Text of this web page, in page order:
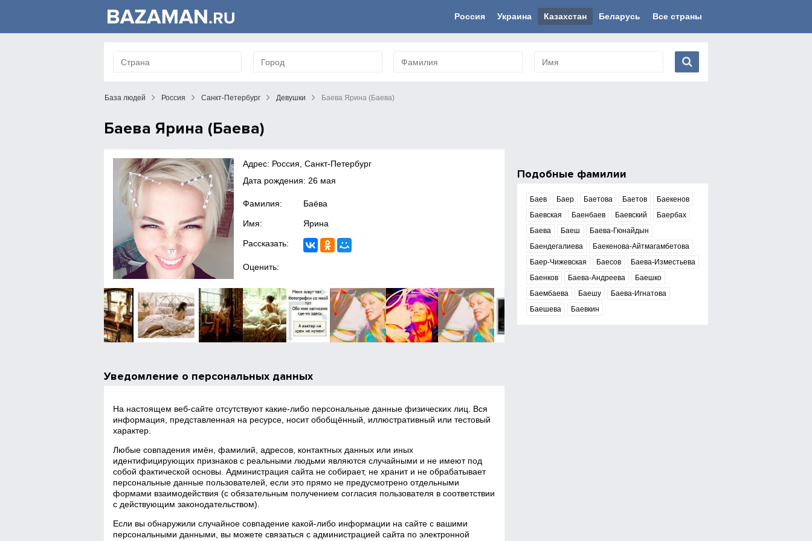
Россия Украина Казахстан Беларусь Все страны
База людей Россия Санкт-Петербург Девушки Баева Ярина (Баева)
Баева Ярина (Баева)
Адрес: Россия, Санкт-Петербург
Дата рождения: 26 мая
Фамилия: Баёва
Имя: Ярина
Рассказать:
Оценить:
Уведомление о персональных данных
На настоящем веб‑сайте отсутствуют какие‑либо персональные данные физических лиц. Вся
информация, представленная на ресурсе, носит обобщённый, иллюстративный или тестовый
характер.
Любые совпадения имён, фамилий, адресов, контактных данных или иных
идентифицирующих признаков с реальными людьми являются случайными и не имеют под
собой фактической основы. Администрация сайта не собирает, не хранит и не обрабатывает
персональные данные пользователей, если это прямо не предусмотрено отдельными
формами взаимодействия (с обязательным получением согласия пользователя в соответствии
с действующим законодательством).
Если вы обнаружили случайное совпадение какой‑либо информации на сайте с вашими
персональными данными, вы можете связаться с администрацией сайта по электронной
Подобные фамилии
Баев Баер Баетова Баетов
Баекенов
Баевская
Баенбаев Баевский
Баербах
Баева
Баеш
Баева-Гюнайдын
Баендегалиева
Баекенова-Айтмагамбетова
Баер-Чижевская
Баесов
Баева-Изместьева
Баенков
Баева-Андреева
Баешко
Баембаева
Баешу
Баева-Игнатова
Баешева
Баевкин